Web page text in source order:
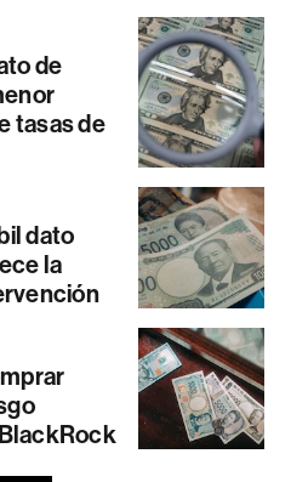
de
tasas de
dato
la